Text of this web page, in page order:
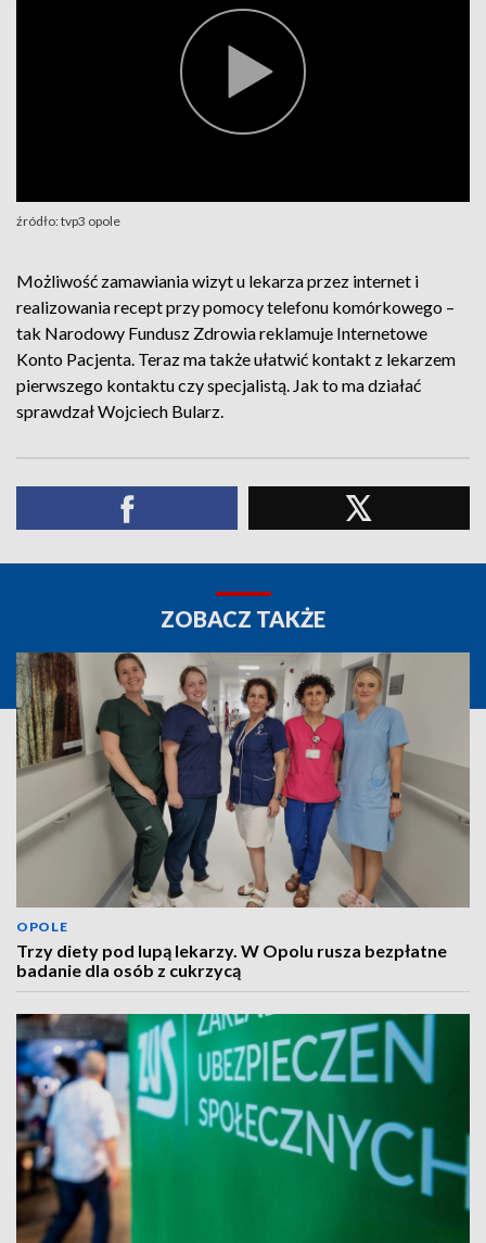
źródło: tvp3 opole
Możliwość zamawiania wizyt u lekarza przez internet i
realizowania recept przy pomocy telefonu komórkowego –
tak Narodowy Fundusz Zdrowia reklamuje Internetowe
Konto Pacjenta. Teraz ma także ułatwić kontakt z lekarzem
pierwszego kontaktu czy specjalistą. Jak to ma działać
sprawdzał Wojciech Bularz.
ZOBACZ TAKŻE
OPOLE
Trzy diety pod lupą lekarzy. W Opolu rusza bezpłatne
badanie dla osób z cukrzycą